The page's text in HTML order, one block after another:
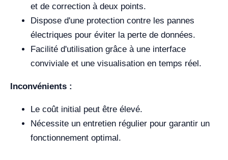
et de correction à deux points.
Dispose d'une protection contre les pannes
électriques pour éviter la perte de données.
Facilité d'utilisation grâce à une interface
conviviale et une visualisation en temps réel.
Inconvénients :
Le coût initial peut être élevé.
Nécessite un entretien régulier pour garantir un
fonctionnement optimal.